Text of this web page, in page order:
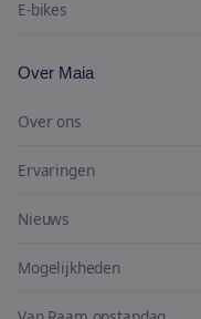
E-bikes
Over Maia
Over ons
Ervaringen
Nieuws
Mogelijkheden